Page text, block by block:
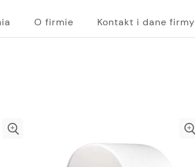
O firmie Kontakt i dane firmy